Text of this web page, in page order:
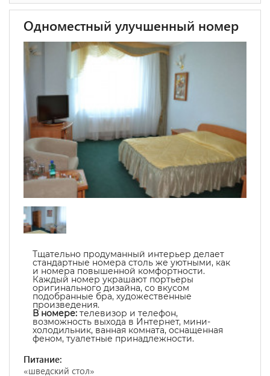
Одноместный улучшенный номер
Тщательно продуманный интерьер делает
стандартные номера столь же уютными, как
и номера повышенной комфортности.
Каждый номер украшают портьеры
оригинального дизайна, со вкусом
подобранные бра, художественные
произведения.
В номере: телевизор и телефон,
возможность выхода в Интернет, мини-
холодильник, ванная комната, оснащенная
феном, туалетные принадлежности.
Питание:
«шведский стол»